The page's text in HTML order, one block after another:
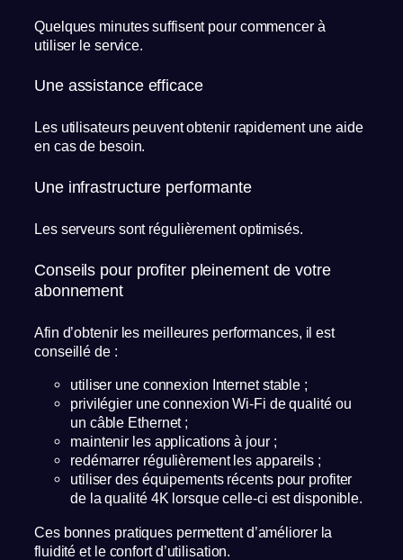
Quelques minutes suffisent pour commencer à
utiliser le service.
Une assistance efficace
Les utilisateurs peuvent obtenir rapidement une aide
en cas de besoin.
Une infrastructure performante
Les serveurs sont régulièrement optimisés.
Conseils pour profiter pleinement de votre
abonnement
Afin d’obtenir les meilleures performances, il est
conseillé de :
utiliser une connexion Internet stable ;
privilégier une connexion Wi-Fi de qualité ou
un câble Ethernet ;
maintenir les applications à jour ;
redémarrer régulièrement les appareils ;
utiliser des équipements récents pour profiter
de la qualité 4K lorsque celle-ci est disponible.
Ces bonnes pratiques permettent d’améliorer la
fluidité et le confort d’utilisation.